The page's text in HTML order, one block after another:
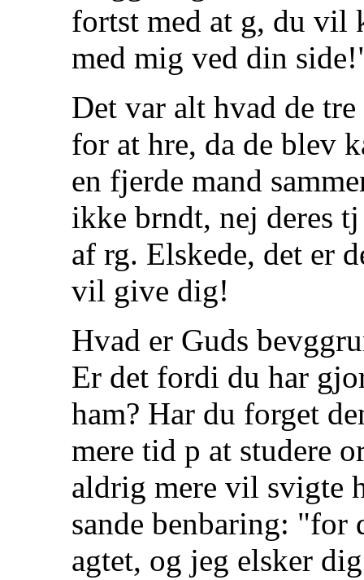
fortst med at g, du vil
med mig ved din
Det var alt hvad de
for at hre, da de blev
en fjerde mand
ikke brndt, nej deres
af rg. Elskede, det er
vil give dig!
Hvad er Guds
Er det fordi du har
ham? Har du forget
mere tid p at studere
aldrig mere vil svigte
sande benbaring: "for
agtet, og jeg elsker